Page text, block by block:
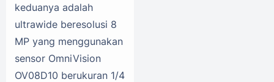
keduanya adalah
ultrawide beresolusi 8
MP yang menggunakan
sensor OmniVision
OV08D10 berukuran 1/4